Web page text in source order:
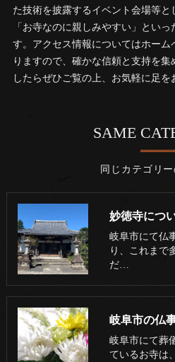
た技術を披露するイベント会場等と
「お寺なのに親しみやすい」とい
す。アクセス情報についてはホーム
りますので、確かな信頼と支持を
したらぜひご覧の上、お気軽に足を
同じカテゴリ
SAME
妙徳寺につ
岐阜市にて仏
り、これまで
だ…
岐阜市にて葬
ているお寺は